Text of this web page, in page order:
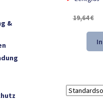
19,64€
&